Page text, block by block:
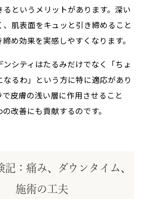
る というメリットがあります。深い
、肌表面をキュッと引き締めること
締め効果を実感しやすくなります。
ンシティはたるみだけでなく「ちょ
なるわ」という方に特に適応があり
で皮膚の浅い層に作用させること
改善にも貢献するのです。
記：痛み、ダウンタイム、
施術の工夫